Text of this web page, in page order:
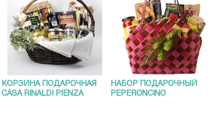
КОРЗИНА ПОДАРОЧНАЯ
CASA RINALDI PIENZA
НАБОР ПОДАРОЧНЫЙ
PEPERONCINO